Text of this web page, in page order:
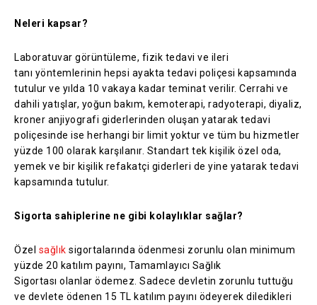
Neleri kapsar?
Laboratuvar görüntüleme, fizik tedavi ve ileri
tanı yöntemlerinin hepsi ayakta tedavi poliçesi kapsamında
tutulur ve yılda 10 vakaya kadar teminat verilir. Cerrahi ve
dahili yatışlar, yoğun bakım, kemoterapi, radyoterapi, diyaliz,
kroner anjiyografi giderlerinden oluşan yatarak tedavi
poliçesinde ise herhangi bir limit yoktur ve tüm bu hizmetler
yüzde 100 olarak karşılanır. Standart tek kişilik özel oda,
yemek ve bir kişilik refakatçi giderleri de yine yatarak tedavi
kapsamında tutulur.
Sigorta sahiplerine ne gibi kolaylıklar sağlar?
Özel sağlık sigortalarında ödenmesi zorunlu olan minimum
yüzde 20 katılım payını, Tamamlayıcı Sağlık
Sigortası olanlar ödemez. Sadece devletin zorunlu tuttuğu
ve devlete ödenen 15 TL katılım payını ödeyerek diledikleri